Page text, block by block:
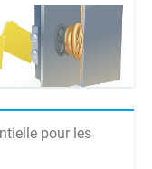
pour les